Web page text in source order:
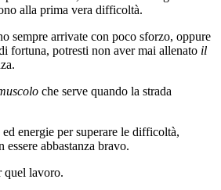
alla prima vera difficoltà.
sempre arrivate con poco sforzo, oppure
fortuna, potresti non aver mai allenato il
che serve quando la strada
energie per superare le difficoltà,
abbastanza bravo.
quel lavoro.